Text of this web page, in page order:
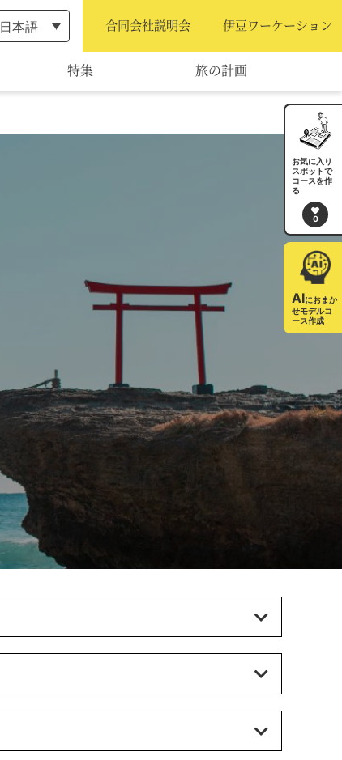
特集 旅の計画
AIルートプランナー
日本語 合同会社説明会 伊豆ワーケーション
お気に入り
スポットで
コースを作
る
0
AIにおまか
せモデルコ
ース作成